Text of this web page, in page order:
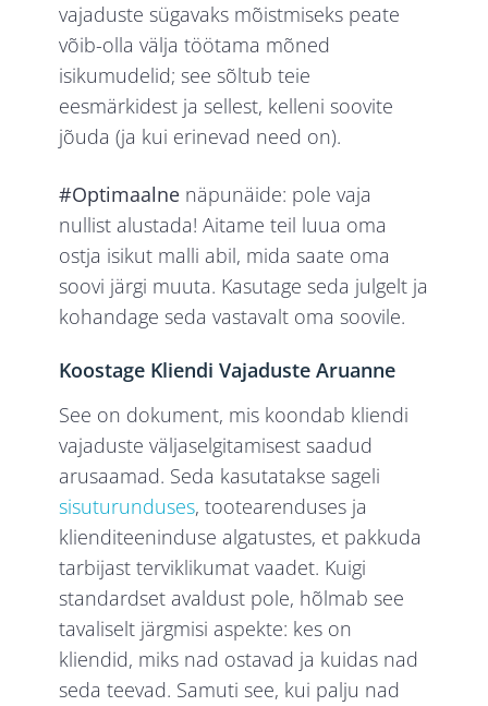
vajaduste sügavaks mõistmiseks peate
võib-olla välja töötama mõned
isikumudelid; see sõltub teie
eesmärkidest ja sellest, kelleni soovite
jõuda (ja kui erinevad need on).
#Optimaalne näpunäide: pole vaja
nullist alustada! Aitame teil luua oma
ostja isikut malli abil, mida saate oma
soovi järgi muuta. Kasutage seda julgelt ja
kohandage seda vastavalt oma soovile.
Koostage Kliendi Vajaduste Aruanne
See on dokument, mis koondab kliendi
vajaduste väljaselgitamisest saadud
arusaamad. Seda kasutatakse sageli
sisuturunduses, tootearenduses ja
klienditeeninduse algatustes, et pakkuda
tarbijast terviklikumat vaadet. Kuigi
standardset avaldust pole, hõlmab see
tavaliselt järgmisi aspekte: kes on
kliendid, miks nad ostavad ja kuidas nad
seda teevad. Samuti see, kui palju nad